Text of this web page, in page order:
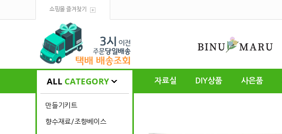
쇼핑몰 즐겨찾기
ALL CATEGORY 자료실 DIY상품 사은품
만들기키트
향수재료/조향베이스